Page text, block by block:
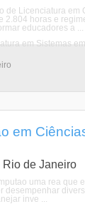
de Licenciatura em
2.804 horas e
educadores a ...
em Sistemas
em
Rio de Janeiro
uma rea que
desempenhar
inve ...